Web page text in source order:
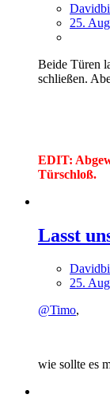
25.
Beide Türen
schließen.
EDIT:
Türschloß.
Lasst
25.
@Timo,
wie sollte es